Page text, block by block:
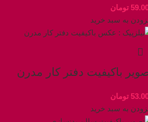
تومان
به سبد خرید
باکیفیت دفتر کار مدرن
تومان
به سبد خرید